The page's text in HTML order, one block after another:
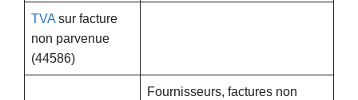
TVA sur facture
non parvenue
(44586)
Fournisseurs, factures non